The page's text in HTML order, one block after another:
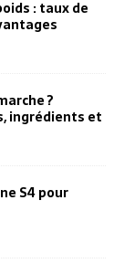
: taux de
?
ingrédients et
S4 pour